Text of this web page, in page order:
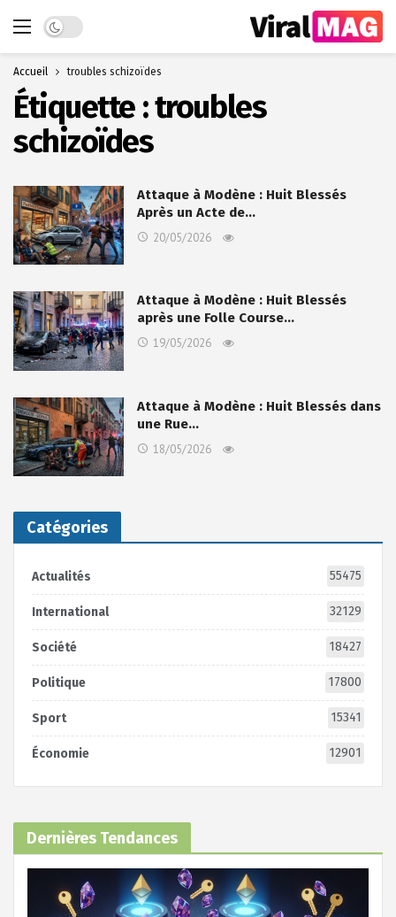
Dark mode
Accueil troubles schizoïdes
Étiquette :troubles
schizoïdes
Attaque à Modène : Huit Blessés
Après un Acte de…
20/05/2026
Attaque à Modène : Huit Blessés
après une Folle Course…
19/05/2026
Attaque à Modène : Huit Blessés dans
une Rue…
18/05/2026
Catégories
Actualités 55475
International 32129
Société 18427
Politique 17800
Sport 15341
Économie 12901
Dernières Tendances